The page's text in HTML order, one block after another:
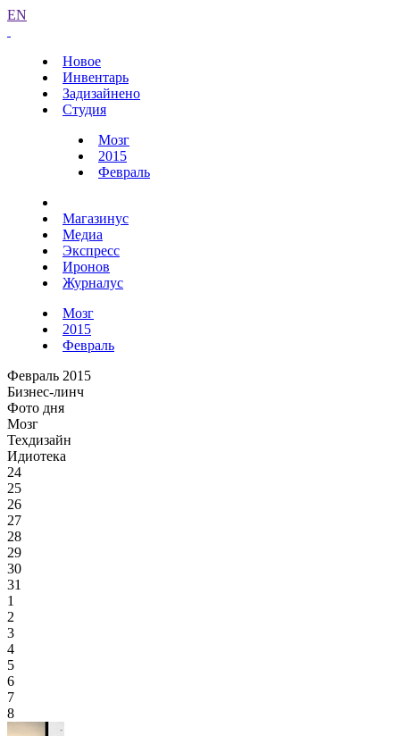
EN
Новое
Инвентарь
Задизайнено
Студия
Мозг
2015
Февраль
Магазинус
Медиа
Экспресс
Иронов
Журналус
Мозг
2015
Февраль
Февраль 2015
Бизнес-линч
Фото дня
Мозг
Техдизайн
Идиотека
24
25
26
27
28
29
30
31
1
2
3
4
5
6
7
8